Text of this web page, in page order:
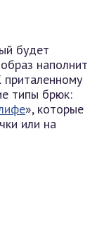
будет
наполнит
типы брюк:
», которые
или на